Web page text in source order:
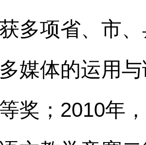
多项省、市
媒体的运用
奖； 2010年